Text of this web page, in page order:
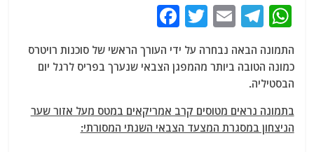
W
at
s
A
p
T
e
ra
m
E
ai
T
itt
er
c
b
o
התמונה הבאה נבחרה על ידי העורך הראשי של סוכנות רויטרס
כמונה הטובה ביותר מהמפגן הצבאי שנערך בפריס לרגל יום
הבסטיליה.
בתמונה נראים מטוסים קרב אמריקאים במטס מעל אזור שער
הניצחון במסגרת המצעד הצבאי השנתי המסורתי: